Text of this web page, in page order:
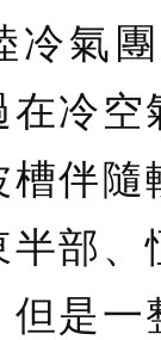
冷氣
在冷空
槽伴
半部
但是一